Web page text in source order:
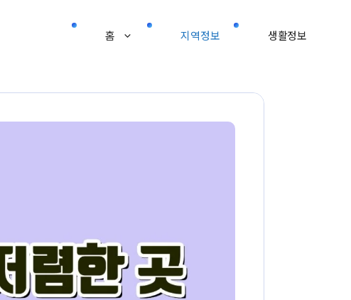
홈 지역정보 생활정보